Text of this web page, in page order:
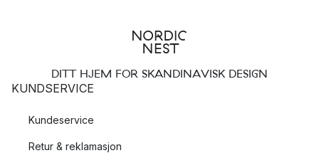
DITT HJEM FOR SKANDINAVISK DESIGN
KUNDSERVICE
Kundeservice
Retur & reklamasjon